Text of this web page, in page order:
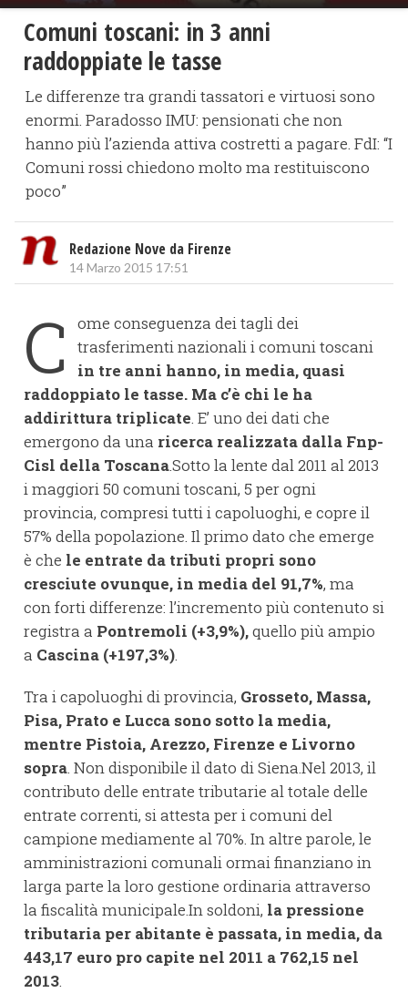
Comuni toscani: in 3 anni
raddoppiate le tasse
Le differenze tra grandi tassatori e virtuosi sono
enormi. Paradosso IMU: pensionati che non
hanno più l’azienda attiva costretti a pagare. FdI: “I
Comuni rossi chiedono molto ma restituiscono
poco”
Redazione Nove da Firenze
14 Marzo 2015 17:51
C
ome conseguenza dei tagli dei
trasferimenti nazionali i comuni toscani
in tre anni hanno, in media, quasi
raddoppiato le tasse. Ma c’è chi le ha
addirittura triplicate. E’ uno dei dati che
emergono da una ricerca realizzata dalla Fnp-
Cisl della Toscana.Sotto la lente dal 2011 al 2013
i maggiori 50 comuni toscani, 5 per ogni
provincia, compresi tutti i capoluoghi, e copre il
57% della popolazione. Il primo dato che emerge
è che le entrate da tributi propri sono
cresciute ovunque, in media del 91,7%, ma
con forti differenze: l’incremento più contenuto si
registra a Pontremoli (+3,9%),quello più ampio
a Cascina (+197,3%).
Tra i capoluoghi di provincia, Grosseto, Massa,
Pisa, Prato e Lucca sono sotto la media,
mentre Pistoia, Arezzo, Firenze e Livorno
sopra. Non disponibile il dato di Siena.Nel 2013, il
contributo delle entrate tributarie al totale delle
entrate correnti, si attesta per i comuni del
campione mediamente al 70%. In altre parole, le
amministrazioni comunali ormai finanziano in
larga parte la loro gestione ordinaria attraverso
la fiscalità municipale.In soldoni, la pressione
tributaria per abitante è passata, in media, da
443,17 euro pro capite nel 2011 a 762,15 nel
2013.